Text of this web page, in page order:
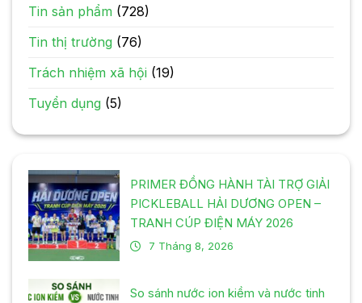
Tin sản phẩm (728)
Tin thị trường (76)
Trách nhiệm xã hội (19)
Tuyển dụng (5)
PRIMER ĐỒNG HÀNH TÀI TRỢ GIẢI
PICKLEBALL HẢI DƯƠNG OPEN –
TRANH CÚP ĐIỆN MÁY 2026
7 Tháng 8, 2026
So sánh nước ion kiềm và nước tinh